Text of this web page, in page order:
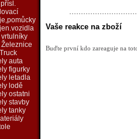
vrtulníky
Železnice
auta
figurky
letadla
lodě
ostatni
stavby
tanky
Vaše reakce na zboží
Buďte první kdo zareaguje na